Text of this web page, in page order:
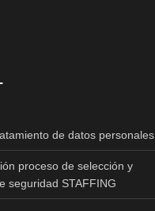
de datos personales
proceso de selección y
seguridad STAFFING